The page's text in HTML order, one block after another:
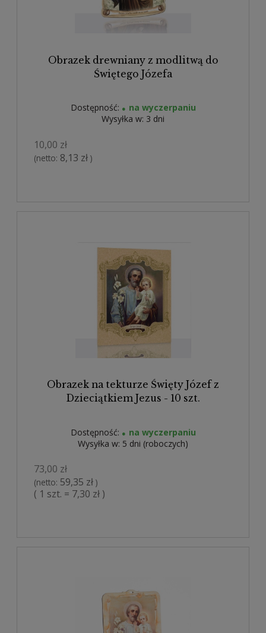
Obrazek drewniany z modlitwą do
Świętego Józefa
Dostępność:
na wyczerpaniu
Wysyłka w: 3 dni
10,00 zł
(netto: 8,13 zł )
Obrazek na tekturze Święty Józef z
Dzieciątkiem Jezus - 10 szt.
Dostępność:
na wyczerpaniu
Wysyłka w: 5 dni (roboczych)
73,00 zł
(netto: 59,35 zł )
( 1 szt. = 7,30 zł )